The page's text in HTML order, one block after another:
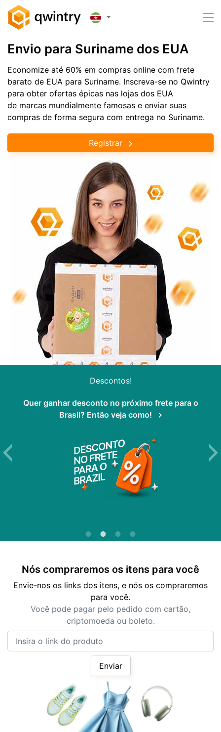
Envio para Suriname dos EUA
Economize até 60% em compras online com frete
barato de EUA para Suriname. Inscreva-se no Qwintry
para obter ofertas épicas nas lojas dos EUA
de marcas mundialmente famosas e enviar suas
compras de forma segura com entrega no Suriname.
Registrar
Descontos!
Quer ganhar desconto no próximo frete para o
Brasil? Então veja como!
Nós compraremos os itens para você
Envie-nos os links dos itens, e nós os compraremos
para você.
Você pode pagar pelo pedido com cartão,
criptomoeda ou boleto.
Enviar